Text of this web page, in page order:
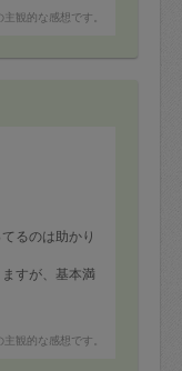
観的な感想です。
るのは助かり
すが、基本満
観的な感想です。